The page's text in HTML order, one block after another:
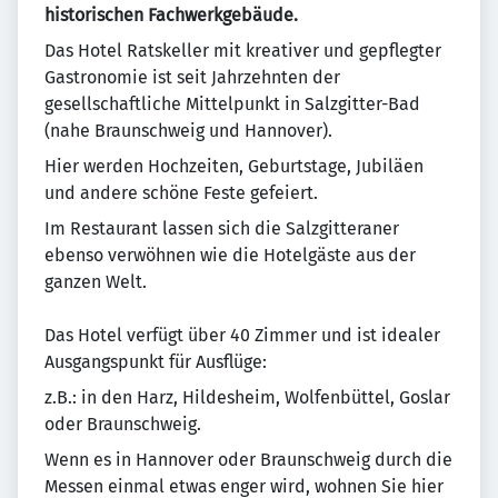
historischen Fachwerkgebäude.
Das Hotel Ratskeller mit kreativer und gepflegter
Gastronomie ist seit Jahrzehnten der
gesellschaftliche Mittelpunkt in Salzgitter-Bad
(nahe Braunschweig und Hannover).
Hier werden Hochzeiten, Geburtstage, Jubiläen
und andere schöne Feste gefeiert.
Im Restaurant lassen sich die Salzgitteraner
ebenso verwöhnen wie die Hotelgäste aus der
ganzen Welt.
Das Hotel verfügt über 40 Zimmer und ist idealer
Ausgangspunkt für Ausflüge:
z.B.: in den Harz, Hildesheim, Wolfenbüttel, Goslar
oder Braunschweig.
Wenn es in Hannover oder Braunschweig durch die
Messen einmal etwas enger wird, wohnen Sie hier